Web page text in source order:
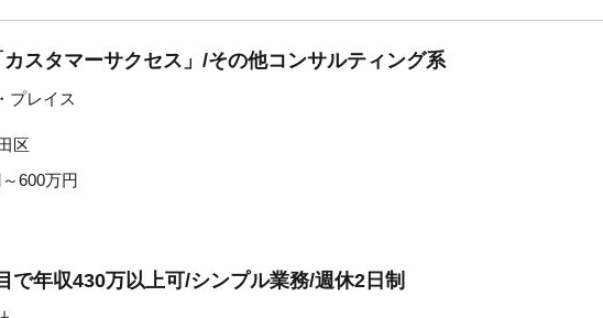
スタマーサクセス」/その他コンサルティング系
プレイス
区
600万円
で年収430万以上可/シンプル業務/週休2日制